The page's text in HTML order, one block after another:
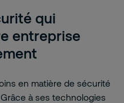
qui
entreprise
en matière de sécurité
à ses technologies